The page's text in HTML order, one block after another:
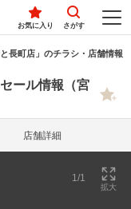
お気に入り さがす
と長町店」のチラシ・店舗情報
ール情報（宮
店舗詳細
1/1
拡大